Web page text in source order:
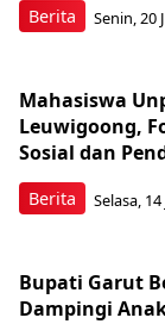
Berita Senin, 20
Berita
Mahasiswa
Leuwigoong,
Sosial dan
Selasa,
Bupati Garut
Dampingi